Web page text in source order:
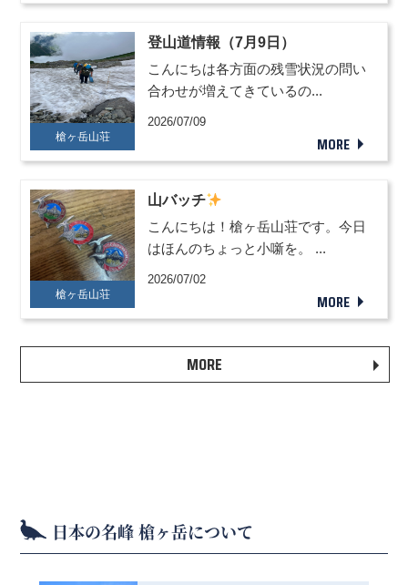
槍ヶ岳山荘
登山道情報（7月9日）
こんにちは各方面の残雪状況の問い
合わせが増えてきているの...
2026/07/09
MORE
槍ヶ岳山荘
山バッチ
こんにちは！槍ヶ岳山荘です。今日
はほんのちょっと小噺を。 ...
2026/07/02
MORE
MORE
日本の名峰 槍ヶ岳について